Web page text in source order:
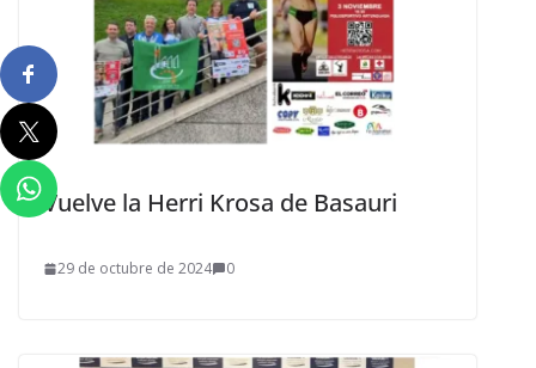
Vuelve la Herri Krosa de Basauri
29 de octubre de 2024 0